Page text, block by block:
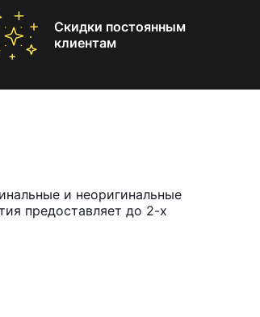
Скидки постоянным
клиентам
и неоригинальные
предоставляет до 2-х